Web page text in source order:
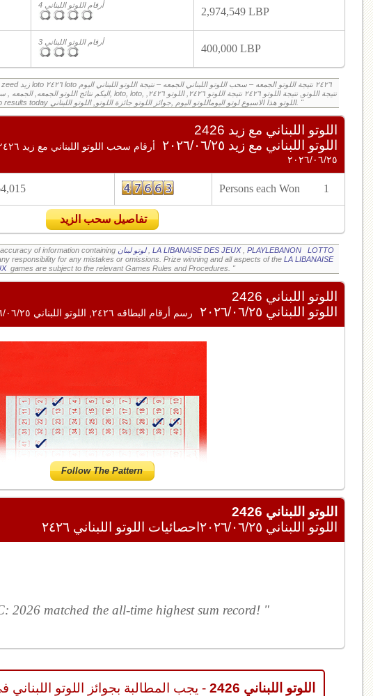
4 أرقام اللوتو اللبناني
2,974,549 LBP
3 أرقام اللوتو اللبناني
400,000 LBP
لوتو اليوم loto result today, loto results today اللوتو هذا الاسبوع لوتو اليوماللوتو اليوم ,جوائز اللوتو جائزة اللوتو, اللوتو اللبناني. "
اللوتو اللبناني مع زيد 2426
اللوتو اللبناني مع زيد ٢٠٢٦/٠٦/٢٥
٢٠٢٦/٠٦/٢٥
1
Persons each Won
ZEED Lottery
تفاصيل سحب الزيد
of information containing لوتو لبنان LA LIBANAISE DES JEUX PLAYLEBANON
LOTTO
responsibility for any mistakes or omissions. Prize winning and all aspects of the LA LIBANAISE
games are subject to the relevant Games Rules and Procedures. "
اللوتو اللبناني 2426
اللوتو اللبناني ٢٠٢٦/٠٦/٢٥
رسم أرقام البطاقه ٢٤٢٦, اللوتو اللبناني ٢٠٢٦/٠٦/٢٥
Follow The Pattern
اللوتو اللبناني 2426
اللوتو اللبناني ٢٠٢٦/٠٦/٢٥
احصائيات اللوتو اللبناني ٢٤٢٦
2026 matched the all-time highest sum record! "
اللوتو اللبناني 2426